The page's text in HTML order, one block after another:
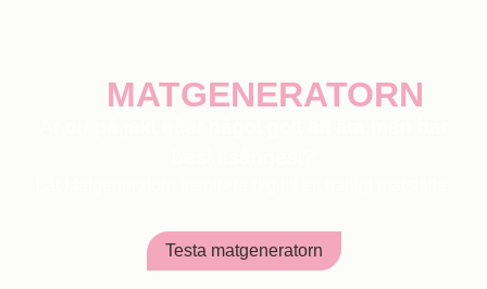
MATGENERATORN
Testa matgeneratorn